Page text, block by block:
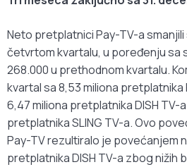
Neto pretplatnici Pay-TV-a smanjili
četvrtom kvartalu, u poređenju sa
268.000 u prethodnom kvartalu.
kvartal sa 8,53 miliona
6,47 miliona pretplatnika DISH TV-
pretplatnika SLING TV-a. Ovo
Pay-TV rezultiralo je povećanjem
pretplatnika DISH TV-a zbog nižih